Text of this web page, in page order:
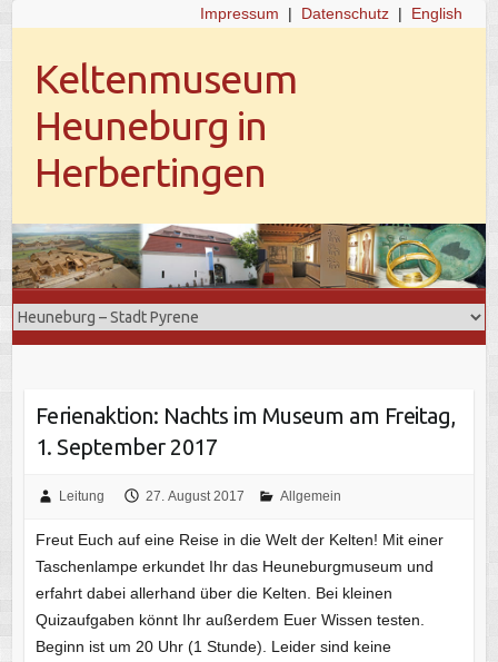
Impressum | Datenschutz| English
Keltenmuseum
Heuneburg in
Herbertingen
Ferienaktion: Nachts im Museum am Freitag,
1. September 2017
Leitung 27. August 2017 Allgemein
Freut Euch auf eine Reise in die Welt der Kelten! Mit einer
Taschenlampe erkundet Ihr das Heuneburgmuseum und
erfahrt dabei allerhand über die Kelten. Bei kleinen
Quizaufgaben könnt Ihr außerdem Euer Wissen testen.
Beginn ist um 20 Uhr (1 Stunde). Leider sind keine